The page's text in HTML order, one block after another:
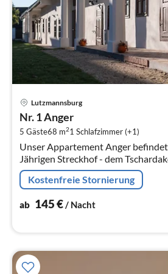
Lutzmannsburg
Nr. 1 Anger
5 Gäste68 m21 Schlafzimmer (+1)
Unser Appartement Anger
Jährigen Streckhof - dem
Schlafzimmer und 1 Wohnküche für
Kostenfreie Stornierung
ab 145€/ Nacht